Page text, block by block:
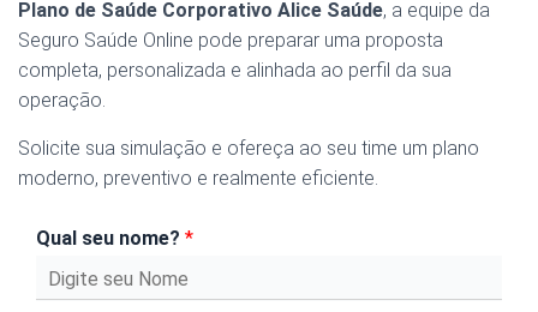
Plano de Saúde Corporativo Alice Saúde, a equipe da
Seguro Saúde Online pode preparar uma proposta
completa, personalizada e alinhada ao perfil da sua
operação.
Solicite sua simulação e ofereça ao seu time um plano
moderno, preventivo e realmente eficiente.
Qual seu nome? *